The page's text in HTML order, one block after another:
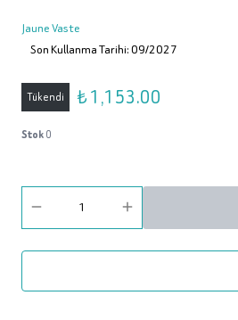
Jaune Vaste
Son Kullanma Tarihi: 09/2027
Tükendi ₺ 1,153.00
Stok0